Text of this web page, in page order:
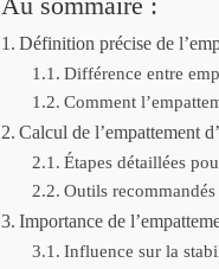
Au sommaire :
Définition précise de
Différence entre
Comment
Calcul de l’empattement
Étapes détaillées
Outils
Importance de
Influence sur la